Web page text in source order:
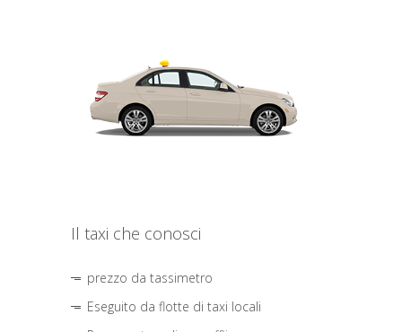
Il taxi che conosci
prezzo da tassimetro
Eseguito da flotte di taxi locali